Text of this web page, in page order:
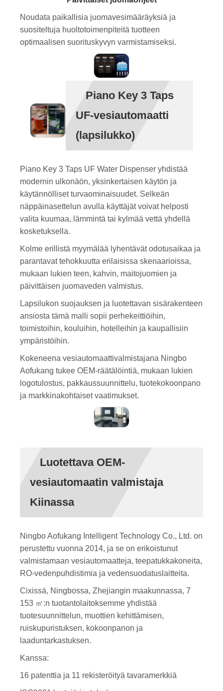
Noudata paikallisia juomavesimääräyksiä ja
suositeltuja huoltotoimenpiteitä tuotteen
optimaalisen suorituskyvyn varmistamiseksi.
Piano Key 3 Taps
UF-vesiautomaatti
(lapsilukko)
Piano Key 3 Taps UF Water Dispenser yhdistää
modernin ulkonäön, yksinkertaisen käytön ja
käytännölliset turvaominaisuudet. Selkeän
näppäinasettelun avulla käyttäjät voivat helposti
valita kuumaa, lämmintä tai kylmää vettä yhdellä
kosketuksella.
Kolme erillistä myymälää lyhentävät odotusaikaa ja
parantavat tehokkuutta erilaisissa skenaarioissa,
mukaan lukien teen, kahvin, maitojuomien ja
päivittäisen juomaveden valmistus.
Lapsilukon suojauksen ja luotettavan sisärakenteen
ansiosta tämä malli sopii perhekeittiöihin,
toimistoihin, kouluihin, hotelleihin ja kaupallisiin
ympäristöihin.
Kokeneena vesiautomaattivalmistajana Ningbo
Aofukang tukee OEM-räätälöintiä, mukaan lukien
logotulostus, pakkaussuunnittelu, tuotekokoonpano
ja markkinakohtaiset vaatimukset.
Luotettava OEM-
vesiautomaatin valmistaja
Kiinassa
Ningbo Aofukang Intelligent Technology Co., Ltd. on
perustettu vuonna 2014, ja se on erikoistunut
valmistamaan vesiautomaatteja, teepatukkakoneita,
RO-vedenpuhdistimia ja vedensuodatuslaitteita.
Cixissä, Ningbossa, Zhejiangin maakunnassa, 7
153 ㎡:n tuotantolaitoksemme yhdistää
tuotesuunnittelun, muottien kehittämisen,
ruiskupuristuksen, kokoonpanon ja
laaduntarkastuksen.
Kanssa:
16 patenttia ja 11 rekisteröityä tavaramerkkiä